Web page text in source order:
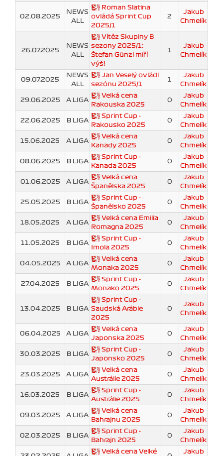
02.08.2025
NEWS
ALL
Roman Slatina
ovládá Sprint Cup
2025/1
2
Jakub
Chmelík
26.07.2025
NEWS
ALL
Vítěz Skupiny B
sezony 2025/1:
Štefan Günzl míří
výš!
1
Jakub
Chmelík
09.07.2025
NEWS
ALL
Jan Veselý ovládl
sezónu 2025/1
1
Jakub
Chmelík
29.06.2025 A LIGA
Velká cena
Rakouska 2025
0
Jakub
Chmelík
22.06.2025 B LIGA
Sprint Cup -
Rakousko 2025
0
Jakub
Chmelík
15.06.2025 A LIGA
Velká cena
Kanady 2025
0
Jakub
Chmelík
08.06.2025 B LIGA
Sprint Cup -
Kanada 2025
0
Jakub
Chmelík
01.06.2025 A LIGA
Velká cena
Španělska 2025
0
Jakub
Chmelík
25.05.2025 B LIGA
Sprint Cup -
Španělsko 2025
0
Jakub
Chmelík
18.05.2025 A LIGA
Velká cena Emilia
Romagna 2025
0
Jakub
Chmelík
11.05.2025 B LIGA
Sprint Cup -
Imola 2025
0
Jakub
Chmelík
04.05.2025 A LIGA
Velká cena
Monaka 2025
0
Jakub
Chmelík
27.04.2025 B LIGA
Sprint Cup -
Monako 2025
0
Jakub
Chmelík
13.04.2025 B LIGA
Sprint Cup -
Saudská Arábie
2025
0
Jakub
Chmelík
06.04.2025 A LIGA
Velká cena
Japonska 2025
0
Jakub
Chmelík
30.03.2025 B LIGA
Sprint Cup -
Japonsko 2025
0
Jakub
Chmelík
23.03.2025 A LIGA
Velká cena
Austrálie 2025
0
Jakub
Chmelík
16.03.2025 B LIGA
Sprint Cup -
Austrálie 2025
0
Jakub
Chmelík
09.03.2025 A LIGA
Velká cena
Bahrajnu 2025
0
Jakub
Chmelík
02.03.2025 B LIGA
Sprint Cup -
Bahrajn 2025
0
Jakub
Chmelík
Velká cena Velké Jakub